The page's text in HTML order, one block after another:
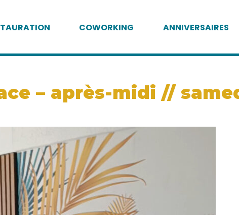
COWORKING ANNIVERSAIRES
– après-midi //